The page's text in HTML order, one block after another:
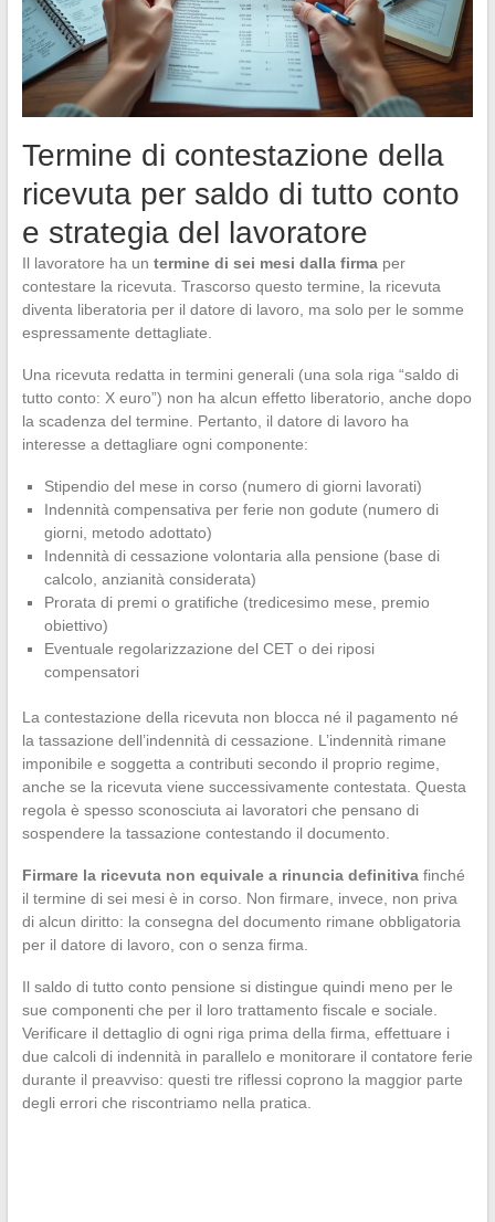
Termine di contestazione della
ricevuta per saldo di tutto conto
e strategia del lavoratore
Il lavoratore ha un termine di sei mesi dalla firmaper
contestare la ricevuta. Trascorso questo termine, la ricevuta
diventa liberatoria per il datore di lavoro, ma solo per le somme
espressamente dettagliate.
Una ricevuta redatta in termini generali (una sola riga “saldo di
tutto conto: X euro”) non ha alcun effetto liberatorio, anche dopo
la scadenza del termine. Pertanto, il datore di lavoro ha
interesse a dettagliare ogni componente:
Stipendio del mese in corso (numero di giorni lavorati)
Indennità compensativa per ferie non godute (numero di
giorni, metodo adottato)
Indennità di cessazione volontaria alla pensione (base di
calcolo, anzianità considerata)
Prorata di premi o gratifiche (tredicesimo mese, premio
obiettivo)
Eventuale regolarizzazione del CET o dei riposi
compensatori
La contestazione della ricevuta non blocca né il pagamento né
la tassazione dell’indennità di cessazione. L’indennità rimane
imponibile e soggetta a contributi secondo il proprio regime,
anche se la ricevuta viene successivamente contestata. Questa
regola è spesso sconosciuta ai lavoratori che pensano di
sospendere la tassazione contestando il documento.
Firmare la ricevuta non equivale a rinuncia definitivafinché
il termine di sei mesi è in corso. Non firmare, invece, non priva
di alcun diritto: la consegna del documento rimane obbligatoria
per il datore di lavoro, con o senza firma.
Il saldo di tutto conto pensione si distingue quindi meno per le
sue componenti che per il loro trattamento fiscale e sociale.
Verificare il dettaglio di ogni riga prima della firma, effettuare i
due calcoli di indennità in parallelo e monitorare il contatore ferie
durante il preavviso: questi tre riflessi coprono la maggior parte
degli errori che riscontriamo nella pratica.